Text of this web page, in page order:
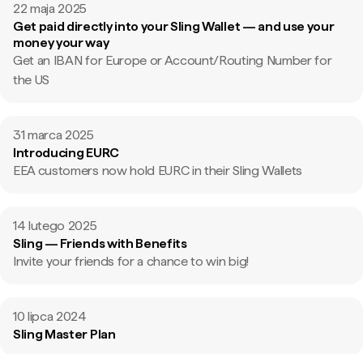
22 maja 2025
Get paid directly into your Sling Wallet — and use your
money your way
Get an IBAN for Europe or Account/Routing Number for
the US
31 marca 2025
Introducing EURC
EEA customers now hold EURC in their Sling Wallets
14 lutego 2025
Sling — Friends with Benefits
Invite your friends for a chance to win big!
10 lipca 2024
Sling Master Plan